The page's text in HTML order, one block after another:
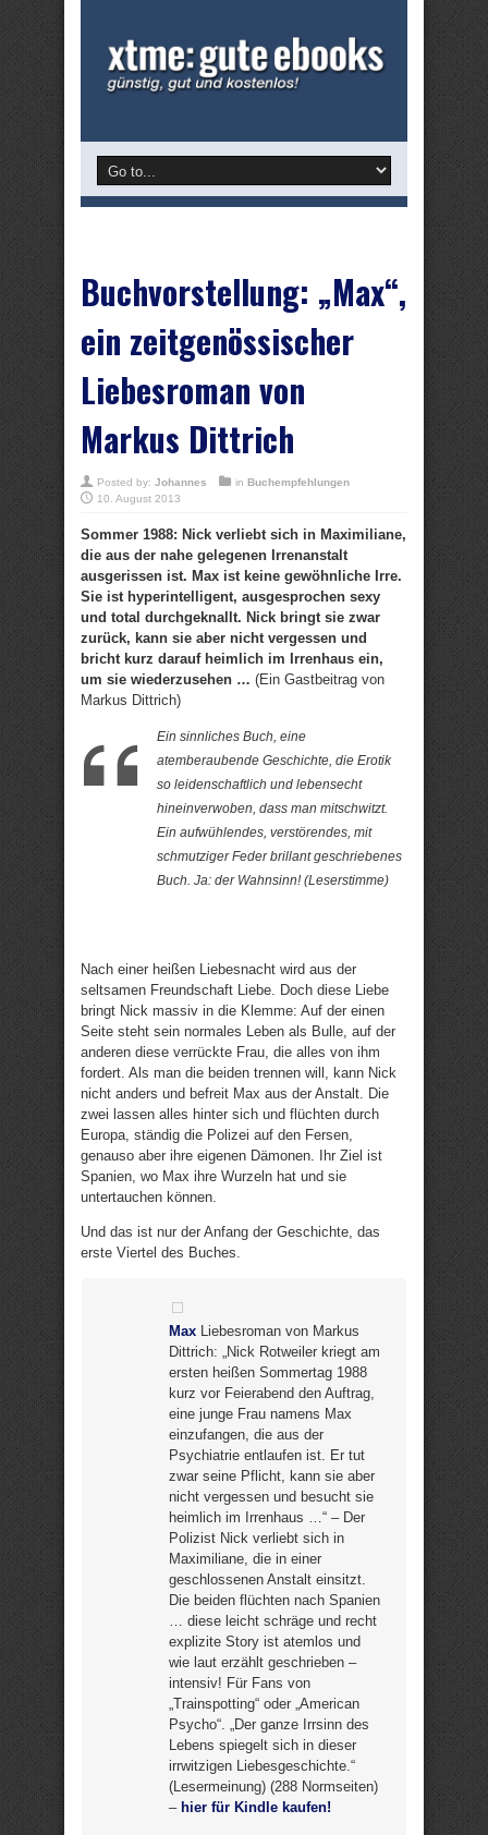
Buchvorstellung: „Max“,
ein zeitgenössischer
Liebesroman von
Markus Dittrich
Posted by: Johannes in Buchempfehlungen
10. August 2013
Sommer 1988: Nick verliebt sich in Maximiliane,
die aus der nahe gelegenen Irrenanstalt
ausgerissen ist. Max ist keine gewöhnliche Irre.
Sie ist hyperintelligent, ausgesprochen sexy
und total durchgeknallt. Nick bringt sie zwar
zurück, kann sie aber nicht vergessen und
bricht kurz darauf heimlich im Irrenhaus ein,
um sie wiederzusehen … (Ein Gastbeitrag von
Markus Dittrich)
Ein sinnliches Buch, eine
atemberaubende Geschichte, die Erotik
so leidenschaftlich und lebensecht
hineinverwoben, dass man mitschwitzt.
Ein aufwühlendes, verstörendes, mit
schmutziger Feder brillant geschriebenes
Buch. Ja: der Wahnsinn! (Leserstimme)
Nach einer heißen Liebesnacht wird aus der
seltsamen Freundschaft Liebe. Doch diese Liebe
bringt Nick massiv in die Klemme: Auf der einen
Seite steht sein normales Leben als Bulle, auf der
anderen diese verrückte Frau, die alles von ihm
fordert. Als man die beiden trennen will, kann Nick
nicht anders und befreit Max aus der Anstalt. Die
zwei lassen alles hinter sich und flüchten durch
Europa, ständig die Polizei auf den Fersen,
genauso aber ihre eigenen Dämonen. Ihr Ziel ist
Spanien, wo Max ihre Wurzeln hat und sie
untertauchen können.
Und das ist nur der Anfang der Geschichte, das
erste Viertel des Buches.
Max Liebesroman von Markus
Dittrich: „Nick Rotweiler kriegt am
ersten heißen Sommertag 1988
kurz vor Feierabend den Auftrag,
eine junge Frau namens Max
einzufangen, die aus der
Psychiatrie entlaufen ist. Er tut
zwar seine Pflicht, kann sie aber
nicht vergessen und besucht sie
heimlich im Irrenhaus …“ – Der
Polizist Nick verliebt sich in
Maximiliane, die in einer
geschlossenen Anstalt einsitzt.
Die beiden flüchten nach Spanien
… diese leicht schräge und recht
explizite Story ist atemlos und
wie laut erzählt geschrieben –
intensiv! Für Fans von
„Trainspotting“ oder „American
Psycho“. „Der ganze Irrsinn des
Lebens spiegelt sich in dieser
irrwitzigen Liebesgeschichte.“
(Lesermeinung) (288 Normseiten)
– hier für Kindle kaufen!